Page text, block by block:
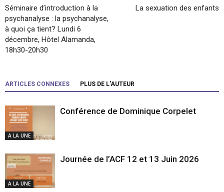
Séminaire d’introduction à la
psychanalyse : la psychanalyse,
à quoi ça tient? Lundi 6
décembre, Hôtel Alamanda,
18h30-20h30
La sexuation des enfants
ARTICLES CONNEXES PLUS DE L'AUTEUR
A LA UNE
Conférence de Dominique Corpelet
A LA UNE
Journée de l’ACF 12 et 13 Juin 2026